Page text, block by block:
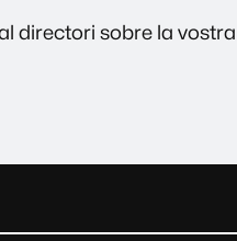
directori sobre la